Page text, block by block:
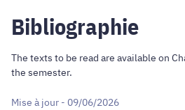
Bibliographie
The texts to be read are available on
the semester.
Mise à jour - 09/06/2026